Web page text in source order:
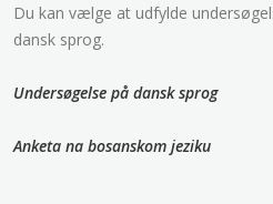
Du kan vælge at udfylde
dansk sprog.
Undersøgelse på dansk sprog
Anketa na bosanskom jeziku